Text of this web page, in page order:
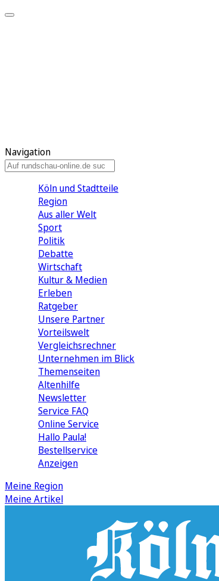
Navigation
Köln und Stadtteile
Region
Aus aller Welt
Sport
Politik
Debatte
Wirtschaft
Kultur & Medien
Erleben
Ratgeber
Unsere Partner
Vorteilswelt
Vergleichsrechner
Unternehmen im Blick
Themenseiten
Altenhilfe
Newsletter
Service FAQ
Online Service
Hallo Paula!
Bestellservice
Anzeigen
Meine Region
Meine Artikel